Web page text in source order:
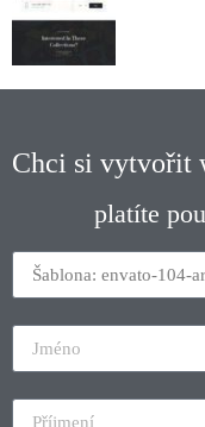
Chci si vytvořit
platíte